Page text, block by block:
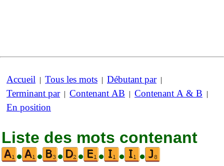
Accueil | Tous les mots | Débutant par|
Terminant par| Contenant AB | Contenant A & B |
En position
Liste des mots contenant
•
• • • • • •